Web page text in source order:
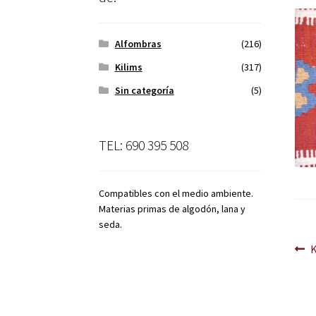
Alfombras
(216)
Kilims
(317)
Sin categoría
(5)
TEL: 690 395 508
Compatibles con el medio ambiente.
Materias primas de algodón, lana y
seda.